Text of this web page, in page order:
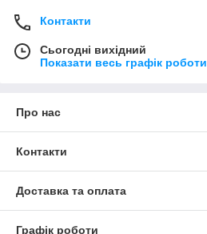
Контакти
Сьогодні вихідний
Показати весь графік роботи
Про нас
Контакти
Доставка та оплата
Графік роботи